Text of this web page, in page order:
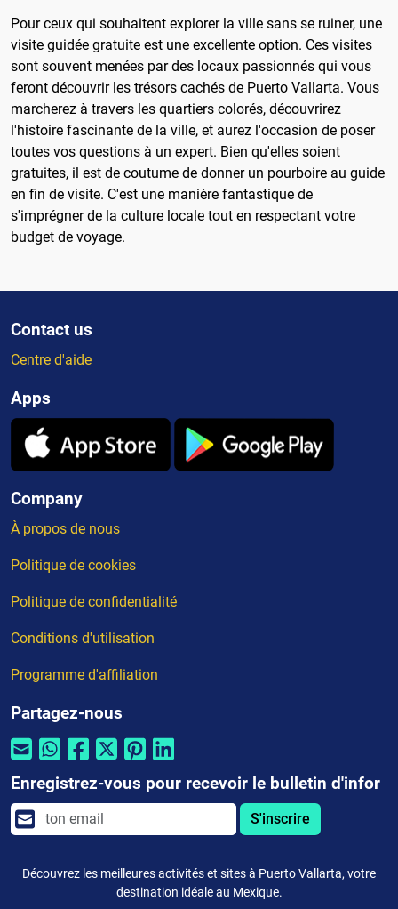
Pour ceux qui souhaitent explorer la ville sans se ruiner, une
visite guidée gratuite est une excellente option. Ces visites
sont souvent menées par des locaux passionnés qui vous
feront découvrir les trésors cachés de Puerto Vallarta. Vous
marcherez à travers les quartiers colorés, découvrirez
l'histoire fascinante de la ville, et aurez l'occasion de poser
toutes vos questions à un expert. Bien qu'elles soient
gratuites, il est de coutume de donner un pourboire au guide
en fin de visite. C'est une manière fantastique de
s'imprégner de la culture locale tout en respectant votre
budget de voyage.
Contact us
Centre d'aide
Apps
Company
À propos de nous
Politique de cookies
Politique de confidentialité
Conditions d'utilisation
Programme d'affiliation
Partagez-nous
Enregistrez-vous pour recevoir le bulletin d'infor
S'inscrire
Découvrez les meilleures activités et sites à Puerto Vallarta, votre
destination idéale au Mexique.